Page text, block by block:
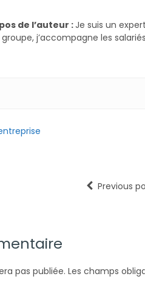
de l’auteur :Je suis un
j’accompagne les
Previous
pas publiée. Les champs